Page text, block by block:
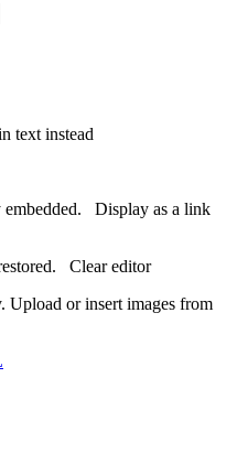
text instead
embedded. Display as a link
Clear editor
Upload or insert images from